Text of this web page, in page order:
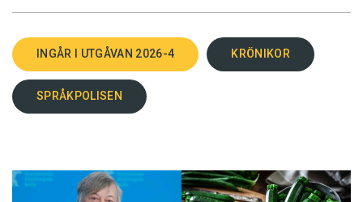
INGÅR I UTGÅVAN 2026-4 KRÖNIKOR
SPRÅKPOLISEN